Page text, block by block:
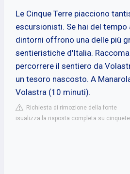
Le Cinque Terre piacciono
escursionisti. Se hai del tempo
dintorni offrono una delle più
sentieristiche d'Italia.
percorrere il sentiero da
un tesoro nascosto. A
Volastra (10 minuti).
Richiesta di rimozione della fonte
isualizza la risposta completa su